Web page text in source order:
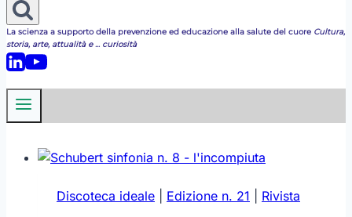
La scienza a supporto della prevenzione ed educazione alla salute del cuore Cultura,
storia, arte, attualità e ... curiosità
Discoteca ideale Edizione n. 21
Rivista